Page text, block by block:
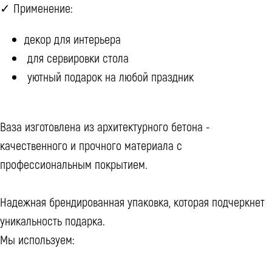
✓ Применение:
декор для интерьера
для сервировки стола
уютный подарок на любой праздник
Ваза изготовлена из архитектурного бетона -
качественного и прочного материала с
профессиональным покрытием.
Надежная брендированная упаковка, которая подчеркнет
уникальность подарка.
Мы используем: